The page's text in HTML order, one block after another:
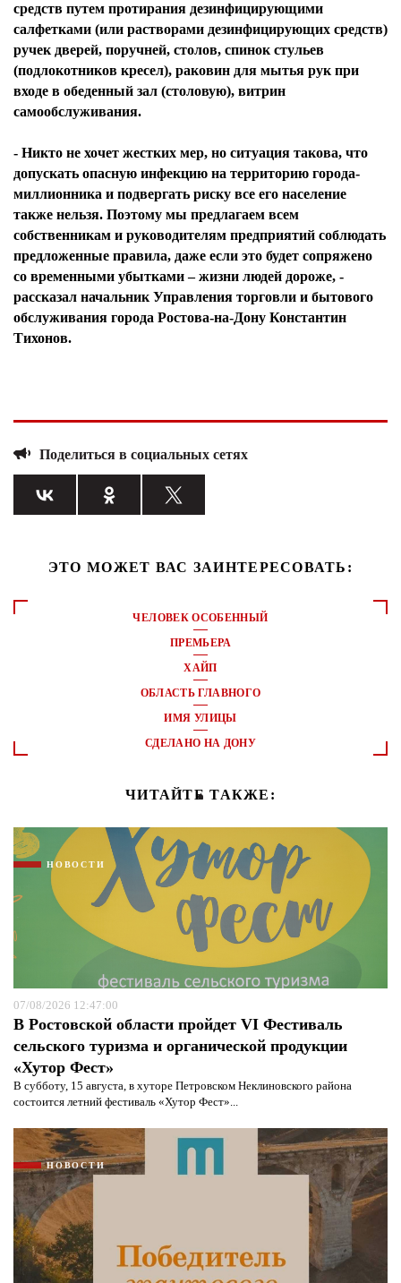
средств путем протирания дезинфицирующими
салфетками (или растворами дезинфицирующих средств)
ручек дверей, поручней, столов, спинок стульев
(подлокотников кресел), раковин для мытья рук при
входе в обеденный зал (столовую), витрин
самообслуживания.
- Никто не хочет жестких мер, но ситуация такова, что
допускать опасную инфекцию на территорию города-
миллионника и подвергать риску все его население
также нельзя. Поэтому мы предлагаем всем
собственникам и руководителям предприятий соблюдать
предложенные правила, даже если это будет сопряжено
со временными убытками – жизни людей дороже, -
рассказал начальник Управления торговли и бытового
обслуживания города Ростова-на-Дону Константин
Тихонов.
Поделиться в социальных сетях
ЭТО МОЖЕТ ВАС ЗАИНТЕРЕСОВАТЬ:
ЧЕЛОВЕК ОСОБЕННЫЙ
ПРЕМЬЕРА
ХАЙП
ОБЛАСТЬ ГЛАВНОГО
ИМЯ УЛИЦЫ
СДЕЛАНО НА ДОНУ
ЧИТАЙТЕ ТАКЖЕ:
НОВОСТИ
07/08/2026 12:47:00
В Ростовской области пройдет VI Фестиваль
сельского туризма и органической продукции
«Хутор Фест»
В субботу, 15 августа, в хуторе Петровском Неклиновского района
состоится летний фестиваль «Хутор Фест»...
НОВОСТИ